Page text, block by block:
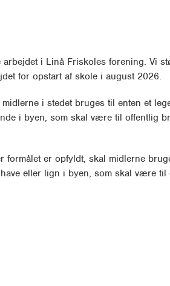
i Linå Friskoles forening. Vi
for opstart af skole i august 2026.
i stedet bruges til enten et
i byen, som skal være til offentlig
formålet er opfyldt, skal midlerne
eller lign i byen, som skal være til